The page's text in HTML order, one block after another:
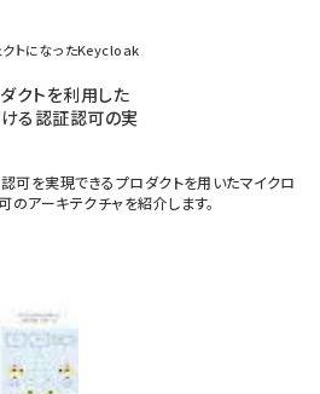
する晴山佳須夫のヒント集！ (2017)
トになったKeycloak
クトを利用した
る認証認可の実
可を実現できるプロダクトを用いたマイクロ
アーキテクチャを紹介します。